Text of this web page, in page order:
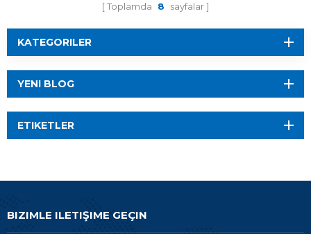
Toplamda 8 sayfalar
KATEGORILER
YENI BLOG
ETIKETLER
BIZIMLE ILETIŞIME GEÇIN